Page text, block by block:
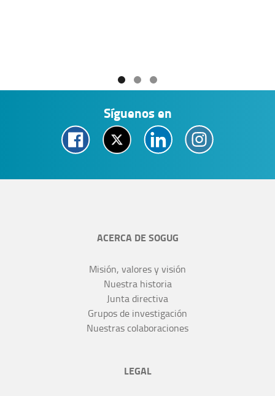
Síguenos en
ACERCA DE SOGUG
Misión, valores y visión
Nuestra historia
Junta directiva
Grupos de investigación
Nuestras colaboraciones
LEGAL